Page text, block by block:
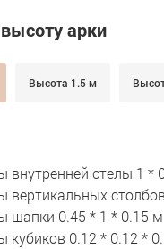
арки
Высота 1.5 м
внутренней стелы 1 *
вертикальных
шапки 0.45 * 1 * 0.15 м
кубиков 0.12 * 0.12 *